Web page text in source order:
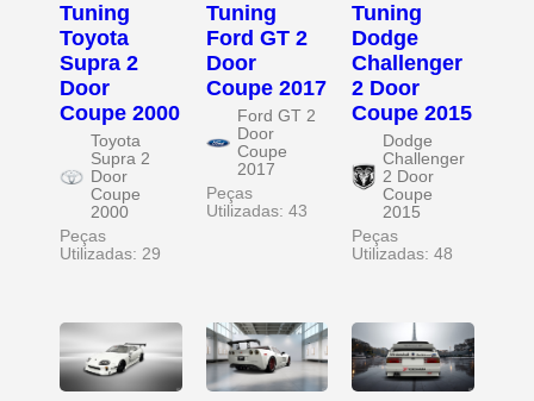
Tuning
Toyota
Supra 2
Door
Coupe 2000
Toyota
Supra 2
Door
Coupe
2000
Peças
Utilizadas: 29
Tuning
Ford GT 2
Door
Coupe 2017
Ford GT 2
Door
Coupe
2017
Peças
Utilizadas: 43
Tuning
Dodge
Challenger
2 Door
Coupe 2015
Dodge
Challenger
2 Door
Coupe
2015
Peças
Utilizadas: 48